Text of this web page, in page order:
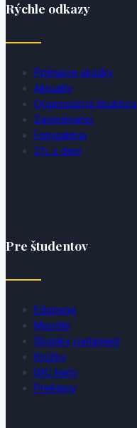
Rýchle odkazy
Prijímacie skúšky
Aktuality
Organizačná štruktúra
Zamestnanci
Fotogaléria
2% z daní
Pre študentov
Edupage
Moodle
Školský parlament
Krúžky
ISIC karty
Preklepy